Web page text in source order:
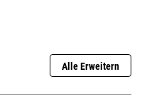
Alle Erweitern